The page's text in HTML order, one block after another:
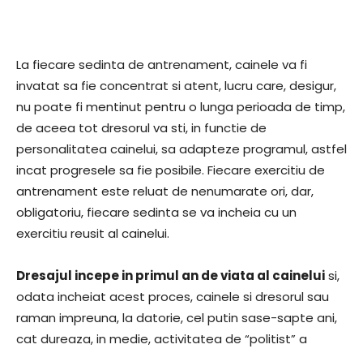
La fiecare sedinta de antrenament, cainele va fi
invatat sa fie concentrat si atent, lucru care, desigur,
nu poate fi mentinut pentru o lunga perioada de timp,
de aceea tot dresorul va sti, in functie de
personalitatea cainelui, sa adapteze programul, astfel
incat progresele sa fie posibile. Fiecare exercitiu de
antrenament este reluat de nenumarate ori, dar,
obligatoriu, fiecare sedinta se va incheia cu un
exercitiu reusit al cainelui.
Dresajul incepe in primul an de viata al caineluisi,
odata incheiat acest proces, cainele si dresorul sau
raman impreuna, la datorie, cel putin sase-sapte ani,
cat dureaza, in medie, activitatea de “politist” a